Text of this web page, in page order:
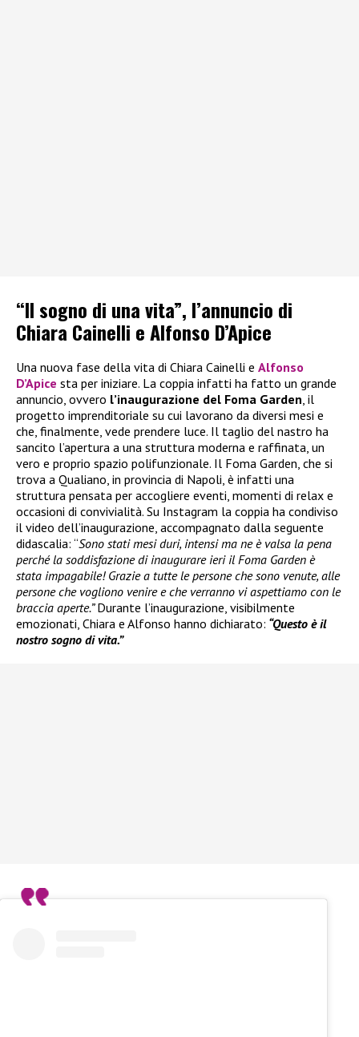
“Il sogno di una vita”, l’annuncio di
Chiara Cainelli e Alfonso D’Apice
Una nuova fase della vita di Chiara Cainelli e Alfonso
D’Apice sta per iniziare. La coppia infatti ha fatto un grande
annuncio, ovvero l’inaugurazione del Foma Garden , il
progetto imprenditoriale su cui lavorano da diversi mesi e
che, finalmente, vede prendere luce. Il taglio del nastro ha
sancito l’apertura a una struttura moderna e raffinata, un
vero e proprio spazio polifunzionale. Il Foma Garden, che si
trova a Qualiano, in provincia di Napoli, è infatti una
struttura pensata per accogliere eventi, momenti di relax e
occasioni di convivialità. Su Instagram la coppia ha condiviso
il video dell’inaugurazione, accompagnato dalla seguente
didascalia: “Sono stati mesi duri, intensi ma ne è valsa la pena
perché la soddisfazione di inaugurare ieri il Foma Garden è
stata impagabile! Grazie a tutte le persone che sono venute, alle
persone che vogliono venire e che verranno vi aspettiamo con le
braccia aperte.”Durante l’inaugurazione, visibilmente
emozionati, Chiara e Alfonso hanno dichiarato: “Questo è il
nostro sogno di vita.”